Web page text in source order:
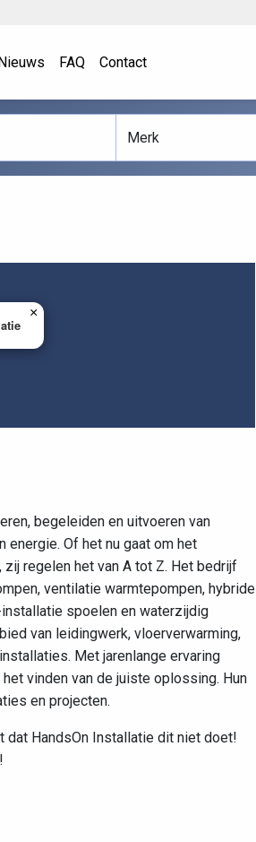
FAQ Contact
×
begeleiden en uitvoeren van
Of het nu gaat om het
regelen het van A tot Z. Het bedrijf
ventilatie warmtepompen, hybride
spoelen en waterzijdig
van leidingwerk, vloerverwarming,
Met jarenlange ervaring
vinden van de juiste oplossing. Hun
en projecten.
dat HandsOn Installatie dit niet doet!